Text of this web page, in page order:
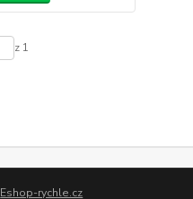
z 1
Eshop-rychle.cz